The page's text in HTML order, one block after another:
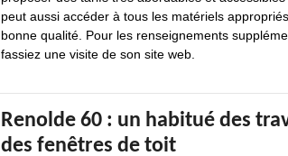
peut aussi accéder à tous les matériels
bonne qualité. Pour les renseignements
fassiez une visite de son site web.
Renolde 60 : un habitué des
des fenêtres de toit